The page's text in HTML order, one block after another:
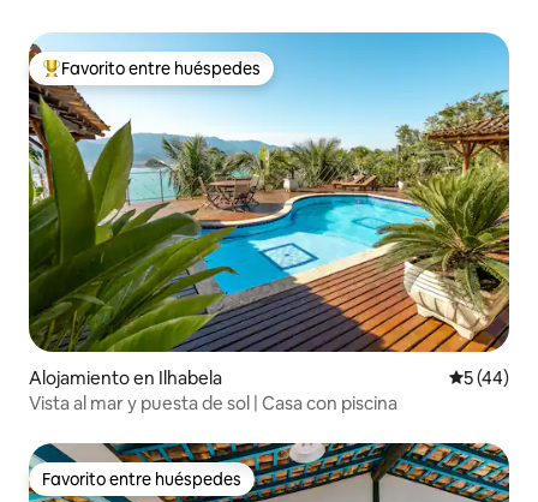
Favorito entre huéspedes preferido
Favorito entre huéspedes
Alojamiento en Ilhabela
5 (44)
Vista al mar y puesta de sol | Casa con piscina
Favorito entre huéspedes
Favorito entre huéspedes